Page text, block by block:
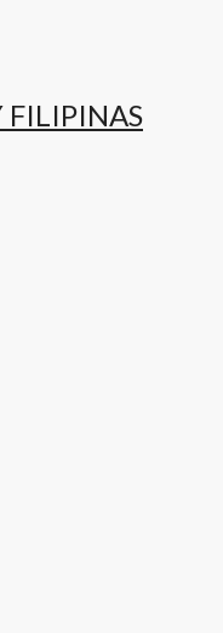
FILIPINAS